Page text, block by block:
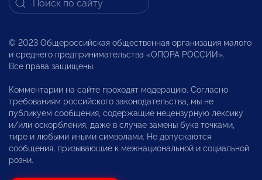
© 2023 Общероссийская общественная организация малого
и среднего предпринимательства «ОПОРА РОССИИ».
Все права защищены.
Комментарии на сайте проходят модерацию. Согласно
требованиям российского законодательства, мы не
публикуем сообщения, содержащие нецензурную лексику
и/или оскорбления, даже в случае замены букв точками,
тире и любыми иными символами. Не допускаются
сообщения, призывающие к межнациональной и социальной
розни.